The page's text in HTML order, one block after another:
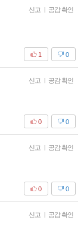
신고 공감 확인
0
1
신고 공감 확인
0
0
신고 공감 확인
0
0
신고 공감 확인